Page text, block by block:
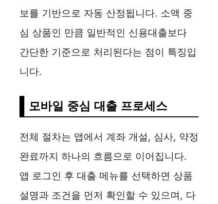
보를 기반으로 자동 산정됩니다. 소액 중
심 상품인 만큼 일반적인 신용대출보다
간단한 기준으로 처리된다는 점이 특징입
니다.
모바일 중심 대출 프로세스
전체 절차는 앱에서 계좌 개설, 심사, 약정
완료까지 하나의 흐름으로 이어집니다.
앱 로그인 후 대출 메뉴를 선택하면 상품
설명과 조건을 먼저 확인할 수 있으며, 다